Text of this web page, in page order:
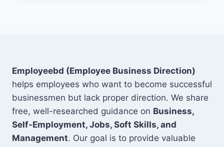
কাটার
পূর্ণাঙ্গ
Employeebd (Employee Business Direction)
helps employees who want to become successful
businessmen but lack proper direction. We share
free, well-researched guidance on Business,
Self-Employment, Jobs, Soft Skills, and
Management. Our goal is to provide valuable